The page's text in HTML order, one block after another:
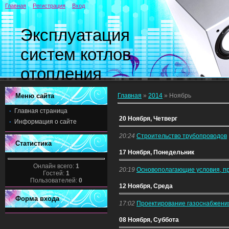
Эксплуатация
систем котлов
отопления
Главная Регистрация Вход
Меню сайта
Главная страница
Информация о сайте
Статистика
Онлайн всего: 1
Гостей: 1
Пользователей: 0
Форма входа
Главная » 2014 » Ноябрь
20 Ноября, Четверг
20:24 Строительство трубопроводов
17 Ноября, Понедельник
20:19 Основополагающие условия,
12 Ноября, Среда
17:02 Проектирование
08 Ноября, Суббота